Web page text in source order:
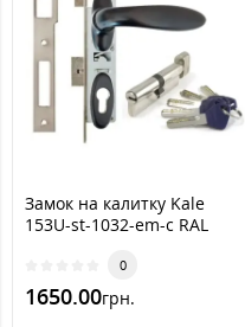
Замок на калитку Kale
153U-st-1032-em-c RAL
0
1650.00грн.